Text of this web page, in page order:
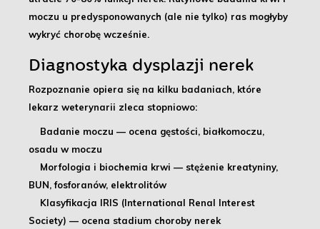
moczu u predysponowanych (ale nie tylko) ras mogłyby
wykryć chorobę wcześnie.
Diagnostyka dysplazji nerek
Rozpoznanie opiera się na kilku badaniach, które
lekarz weterynarii zleca stopniowo:
Badanie moczu — ocena gęstości, białkomoczu,
osadu w moczu
Morfologia i biochemia krwi — stężenie kreatyniny,
BUN, fosforanów, elektrolitów
Klasyfikacja IRIS (International Renal Interest
Society) — ocena stadium choroby nerek